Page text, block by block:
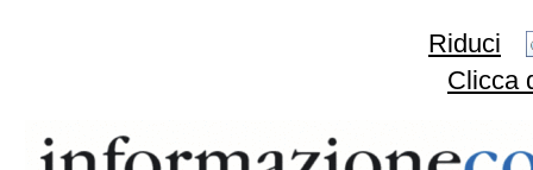
Riduci
Clicca